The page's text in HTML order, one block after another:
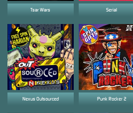
Tsar Wars
Punk Rocker 2
Nexus Outsourced
Serial